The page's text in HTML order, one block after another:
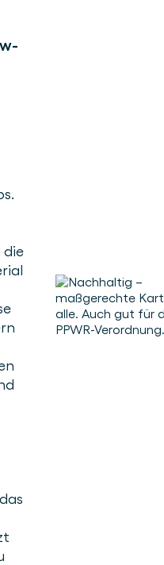
die